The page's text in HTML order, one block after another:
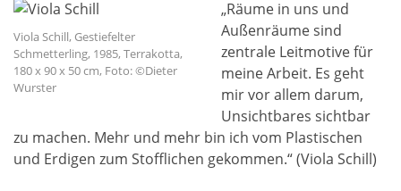
Viola Schill, Gestiefelter
Schmetterling, 1985, Terrakotta,
180 x 90 x 50 cm, Foto: ©Dieter
Wurster
„Räume in uns und
Außenräume sind
zentrale Leitmotive für
meine Arbeit. Es geht
mir vor allem darum,
Unsichtbares sichtbar
zu machen. Mehr und mehr bin ich vom Plastischen
und Erdigen zum Stofflichen gekommen.“ (Viola Schill)